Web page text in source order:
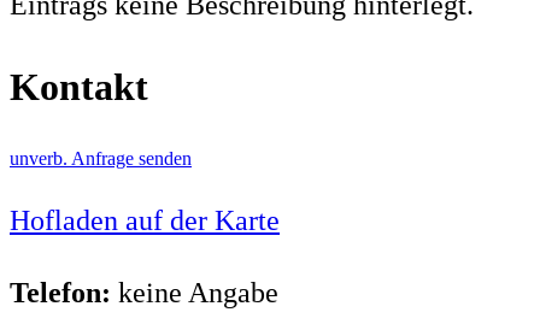
Kontakt
unverb. Anfrage senden
Hofladen auf der Karte
Telefon: keine Angabe